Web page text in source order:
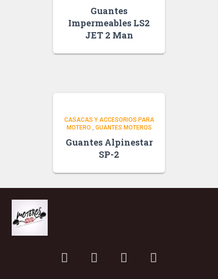
Guantes
Impermeables LS2
JET 2 Man
CASACAS Y ACCESORIOS PARA
MOTERO, GUANTES MOTEROS
Guantes Alpinestar
SP-2